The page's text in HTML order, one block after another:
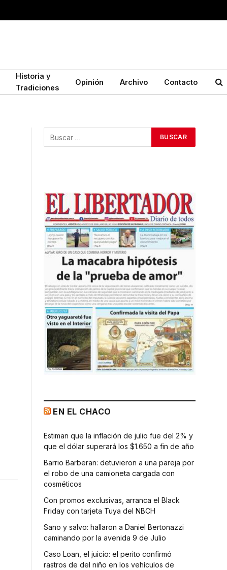
Historia y
Tradiciones
Opinión Archivo Contacto
EN EL CHACO
Estiman que la inflación de julio fue del 2% y
que el dólar superará los $1.650 a fin de año
Barrio Barberan: detuvieron a una pareja por
el robo de una camioneta cargada con
cosméticos
Con promos exclusivas, arranca el Black
Friday con tarjeta Tuya del NBCH
Sano y salvo: hallaron a Daniel Bertonazzi
caminando por la avenida 9 de Julio
Caso Loan, el juicio: el perito confirmó
rastros de del niño en los vehículos de